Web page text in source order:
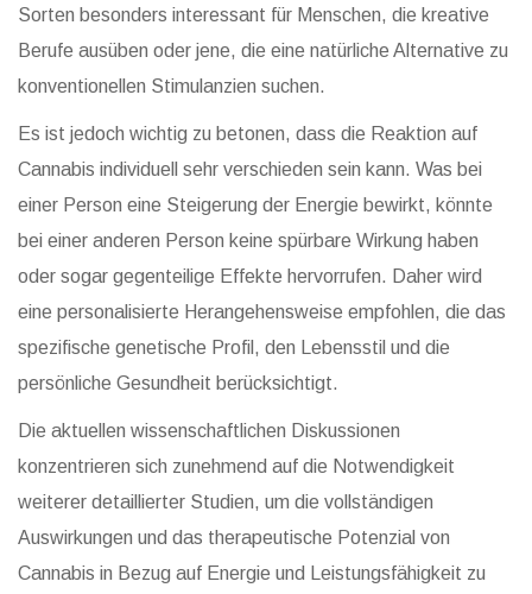
Sorten besonders interessant für Menschen, die kreative
Berufe ausüben oder jene, die eine natürliche Alternative zu
konventionellen Stimulanzien suchen.
Es ist jedoch wichtig zu betonen, dass die Reaktion auf
Cannabis individuell sehr verschieden sein kann. Was bei
einer Person eine Steigerung der Energie bewirkt, könnte
bei einer anderen Person keine spürbare Wirkung haben
oder sogar gegenteilige Effekte hervorrufen. Daher wird
eine personalisierte Herangehensweise empfohlen, die das
spezifische genetische Profil, den Lebensstil und die
persönliche Gesundheit berücksichtigt.
Die aktuellen wissenschaftlichen Diskussionen
konzentrieren sich zunehmend auf die Notwendigkeit
weiterer detaillierter Studien, um die vollständigen
Auswirkungen und das therapeutische Potenzial von
Cannabis in Bezug auf Energie und Leistungsfähigkeit zu